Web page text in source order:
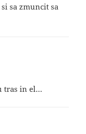
sa zmuncit sa
tras in el…